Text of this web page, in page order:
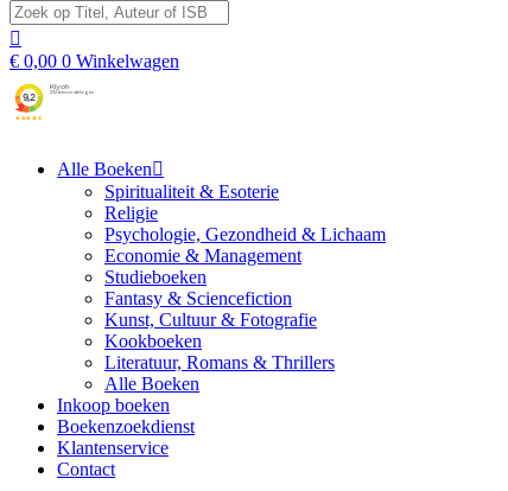
€ 0,00 0 Winkelwagen
Alle Boeken
Spiritualiteit & Esoterie
Religie
Psychologie, Gezondheid & Lichaam
Economie & Management
Studieboeken
Fantasy & Sciencefiction
Kunst, Cultuur & Fotografie
Kookboeken
Literatuur, Romans & Thrillers
Alle Boeken
Inkoop boeken
Boekenzoekdienst
Klantenservice
Contact